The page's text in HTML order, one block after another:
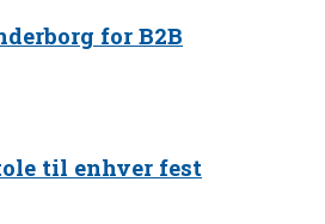
for B2B
til enhver fest